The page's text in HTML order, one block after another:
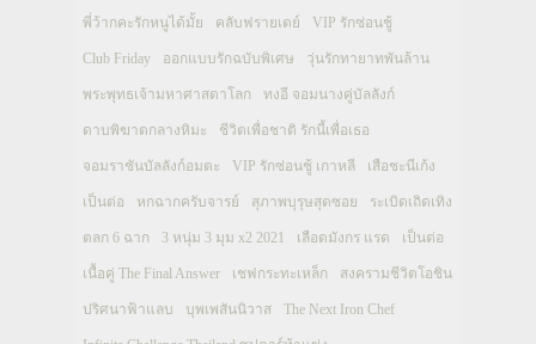
พี่ว้ากคะรักหนูได้มั้ย คลับฟรายเดย์ VIP รักซ่อนชู้
Club Friday ออกแบบรักฉบับพิเศษ วุ่นรักทายาทพันล้าน
พระพุทธเจ้ามหาศาสดาโลก ทงอี จอมนางคู่บัลลังก์
ดาบพิฆาตกลางหิมะ ชีวิตเพื่อชาติ รักนี้เพื่อเธอ
จอมราชันบัลลังก์อมตะ VIP รักซ่อนชู้ เกาหลี เสือชะนีเก้ง
เป็นต่อ หกฉากครับจารย์ สุภาพบุรุษสุดซอย ระเบิดเถิดเทิง
ตลก 6 ฉาก 3 หนุ่ม 3 มุม x2 2021 เลือดมังกร แรด เป็นต่อ
เนื้อคู่ The Final Answer เชฟกระทะเหล็ก สงครามชีวิตโอชิน
ปริศนาฟ้าแลบ บุพเพสันนิวาส The Next Iron Chef